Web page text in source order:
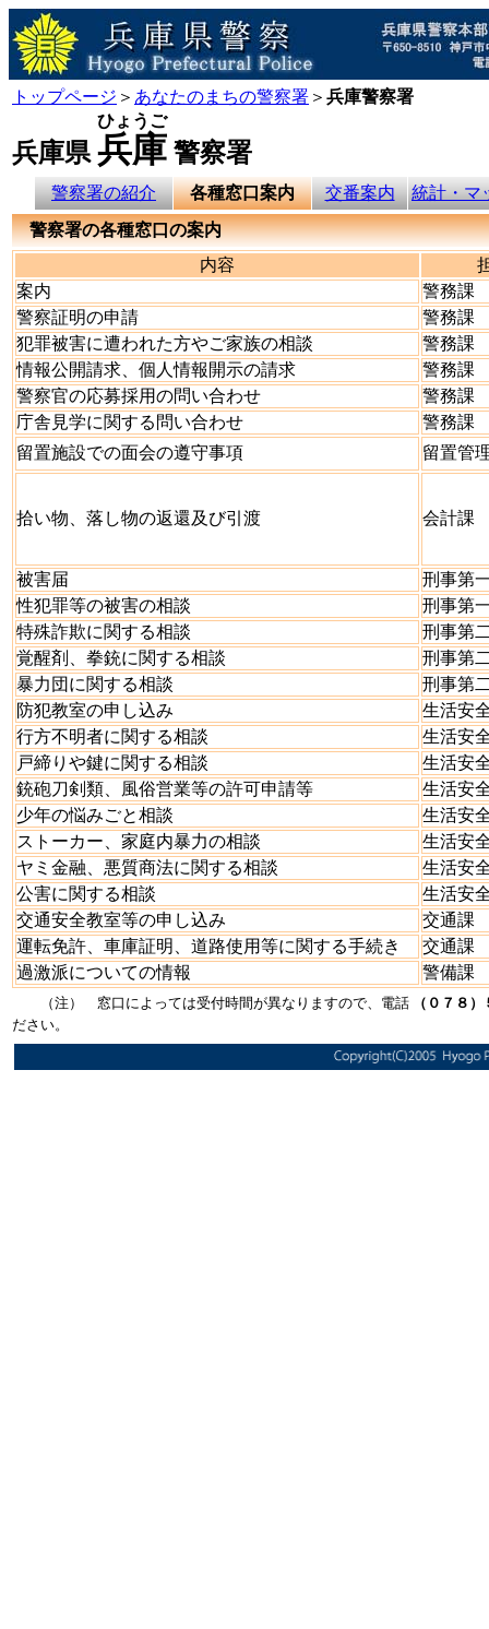
トップページ ＞ あなたのまちの警察署 ＞ 兵庫警察署
兵庫県兵庫
ひょうご
警察署
警察署の紹介 各種窓口案内 交番案内
統計・マ
警察署の各種窓口の案内
内容
案内
警務課
警察証明の申請
警務課
犯罪被害に遭われた方やご家族の相談
警務課
情報公開請求、個人情報開示の請求
警務課
警察官の応募採用の問い合わせ
警務課
庁舎見学に関する問い合わせ
警務課
留置施設での面会の遵守事項
留置管
拾い物、落し物の返還及び引渡 会計課
被害届
刑事第
性犯罪等の被害の相談
刑事第
特殊詐欺に関する相談
刑事第
覚醒剤、拳銃に関する相談
刑事第
暴力団に関する相談
刑事第
防犯教室の申し込み
生活安
行方不明者に関する相談
生活安
戸締りや鍵に関する相談
生活安
銃砲刀剣類、風俗営業等の許可申請等
生活安
少年の悩みごと相談
生活安
ストーカー、家庭内暴力の相談
生活安
ヤミ金融、悪質商法に関する相談
生活安
公害に関する相談
生活安
交通安全教室等の申し込み
交通課
運転免許、車庫証明、道路使用等に関する手続き
交通課
過激派についての情報
警備課
（注） 窓口によっては受付時間が異なりますので、電話
（０７８
ださい。